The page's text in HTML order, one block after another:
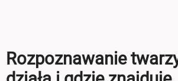
Rozpoznawanie